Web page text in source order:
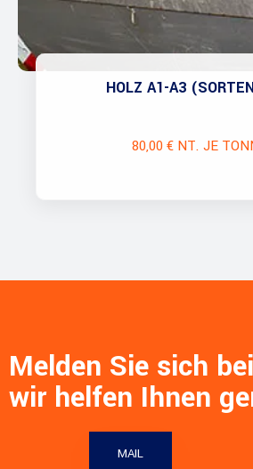
HOLZ A1-A3
80,00 € NT. JE
Melden Sie sich
wir helfen Ihnen
MAIL